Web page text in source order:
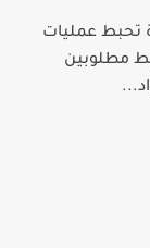
عمليات